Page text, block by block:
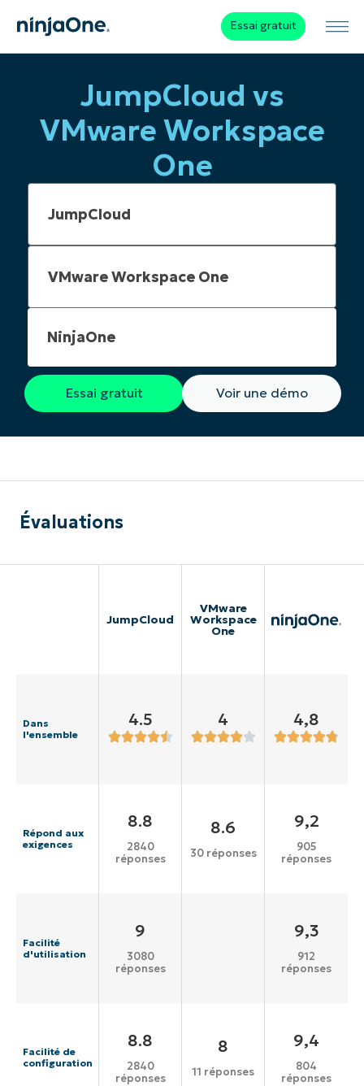
Essai gratuit
JumpCloud vs
VMware Workspace
One
NinjaOne
Essai gratuit Voir une démo
Évaluations
JumpCloud
VMware
Workspace
One
Dans
l'ensemble
4.5 4 4,8
Répond aux
exigences
8.8
2840
réponses
8.6
30 réponses
9,2
905
réponses
Facilité
d'utilisation
9
3080
réponses
9,3
912
réponses
Facilité de
configuration
8.8
2840
réponses
8
11 réponses
9,4
804
réponses